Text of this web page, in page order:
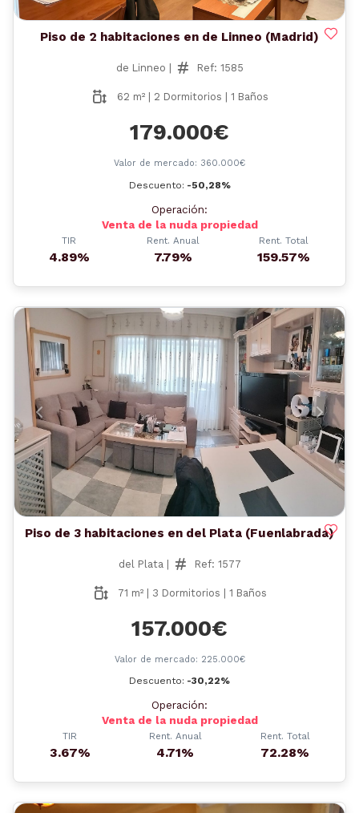
Piso de 2 habitaciones en de Linneo (Madrid)
de Linneo | Ref: 1585
62 m² | 2 Dormitorios | 1 Baños
179.000€
Valor de mercado: 360.000€
Descuento: -50,28%
Operación:
Venta de la nuda propiedad
TIR
4.89%
Rent. Anual
7.79%
Rent. Total
159.57%
Anterior
Piso de 3 habitaciones en del Plata (Fuenlabrada)
del Plata | Ref: 1577
71 m² | 3 Dormitorios | 1 Baños
157.000€
Valor de mercado: 225.000€
Descuento: -30,22%
Operación:
Venta de la nuda propiedad
TIR
3.67%
Rent. Anual
4.71%
Rent. Total
72.28%